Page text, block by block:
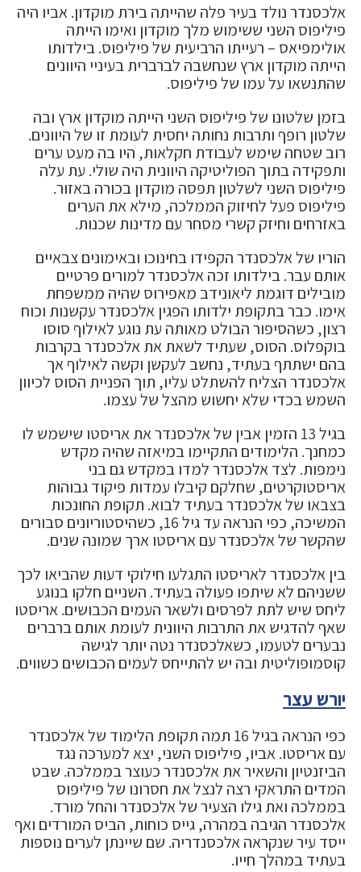
אלכסנדר נולד בעיר פלה שהייתה בירת מוקדון. אביו היה
פיליפוס השני ששימוש מלך מוקדון ואימו הייתה
אולימפיאס – רעייתו הרביעית של פיליפוס. בילדותו
הייתה מוקדון ארץ שנחשבה לברברית בעיניי היוונים
שהתנשאו על עמו של פיליפוס.
בזמן שלטונו של פיליפוס השני הייתה מוקדון ארץ ובה
שלטון רופף ותרבות נחותה יחסית לעומת זו של היוונים.
רוב שטחה שימש לעבודת חקלאות, היו בה מעט ערים
ותפקידה בתוך הפוליטיקה היוונית היה שולי. עת עלה
פיליפוס השני לשלטון תפסה מוקדון בכורה באזור.
פיליפוס פעל לחיזוק הממלכה, מילא את הערים
באזרחים וחיזק קשרי מסחר עם מדינות שכנות.
הוריו של אלכסנדר הקפידו בחינוכו ובאימונים צבאיים
אותם עבר. בילדותו זכה אלכסנדר למורים פרטיים
מובילים דוגמת ליאונידב מאפירוס שהיה ממשפחת
אימו. כבר בתקופת ילדותו הפגין אלכסנדר עקשנות וכוח
רצון, כשהסיפור הבולט מאותה עת נוגע לאילוף סוסו
בוקפלוס. הסוס, שעתיד לשאת את אלכסנדר בקרבות
בהם ישתתף בעתיד, נחשב לעקשן וקשה לאילוף אך
אלכסנדר הצליח להשתלט עליו, תוך הפניית הסוס לכיוון
השמש בכדי שלא יחשוש מהצל של עצמו.
בגיל 13 הזמין אבין של אלכסנדר את אריסטו שישמש לו
כמחנך. הלימודים התקיימו במיאזה שהיה מקדש
נימפות. לצד אלכסנדר למדו במקדש גם בני
אריסטוקרטים, שחלקם קיבלו עמדות פיקוד גבוהות
בצבאו של אלכסנדר בעתיד לבוא. תקופת החונכות
המשיכה, כפי הנראה עד גיל 16, כשהיסטוריונים סבורים
שהקשר של אלכסנדר עם אריסטו ארך שמונה שנים.
בין אלכסנדר לאריסטו התגלעו חילוקי דעות שהביאו לכך
ששניהם לא שיתפו פעולה בעתיד. השניים חלקו בנוגע
ליחס שיש לתת לפרסים ולשאר העמים הכבושים. אריסטו
שאף להדגיש את התרבות היוונית לעומת אותם ברברים
נבערים לטעמו, כשאלכסנדר נטה יותר לגישה
קוסמופוליטית ובה יש להתייחס לעמים הכבושים כשווים.
יורש עצר
כפי הנראה בגיל 16 תמה תקופת הלימוד של אלכסנדר
עם אריסטו. אביו, פיליפוס השני, יצא למערכה נגד
הביזנטיון והשאיר את אלכסנדר כעוצר בממלכה. שבט
המדים התראקי רצה לנצל את חסרונו של פיליפוס
בממלכה ואת גילו הצעיר של אלכסנדר והחל מורד.
אלכסנדר הגיבה במהרה, גייס כוחות, הביס המורדים ואף
ייסד עיר שנקראה אלכסנדריה. שם שיינתן לערים נוספות
בעתיד במהלך חייו.